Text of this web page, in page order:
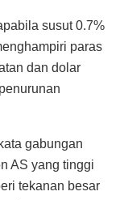
susut 0.7%
paras
dan dolar
gabungan
AS yang tinggi
tekanan besar